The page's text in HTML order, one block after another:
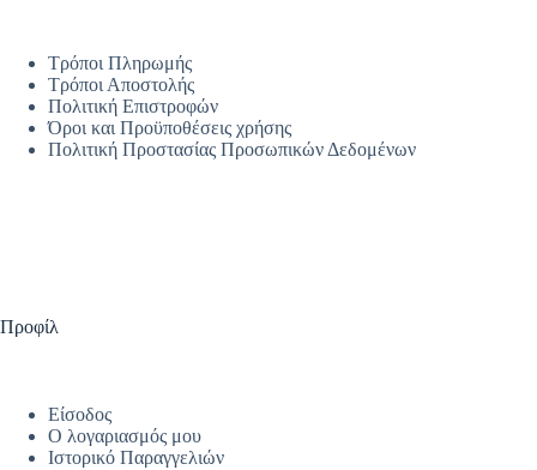
Τρόποι Πληρωμής
Τρόποι Αποστολής
Πολιτική Επιστροφών
Όροι και Προϋποθέσεις χρήσης
Πολιτική Προστασίας Προσωπικών Δεδομένων
Προφίλ
Είσοδος
Ο λογαριασμός μου
Ιστορικό Παραγγελιών